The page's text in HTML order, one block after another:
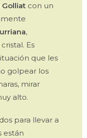
Golliat con un
,
Es
que les
golpear los
mirar
alto.
para llevar a
están